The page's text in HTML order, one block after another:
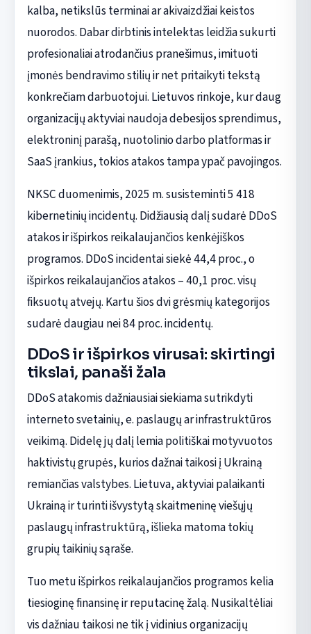
kalba, netikslūs terminai ar akivaizdžiai keistos
nuorodos. Dabar dirbtinis intelektas leidžia sukurti
profesionaliai atrodančius pranešimus, imituoti
įmonės bendravimo stilių ir net pritaikyti tekstą
konkrečiam darbuotojui. Lietuvos rinkoje, kur daug
organizacijų aktyviai naudoja debesijos sprendimus,
elektroninį parašą, nuotolinio darbo platformas ir
SaaS įrankius, tokios atakos tampa ypač pavojingos.
NKSC duomenimis, 2025 m. susisteminti 5 418
kibernetinių incidentų. Didžiausią dalį sudarė DDoS
atakos ir išpirkos reikalaujančios kenkėjiškos
programos. DDoS incidentai siekė 44,4 proc., o
išpirkos reikalaujančios atakos – 40,1 proc. visų
fiksuotų atvejų. Kartu šios dvi grėsmių kategorijos
sudarė daugiau nei 84 proc. incidentų.
DDoS ir išpirkos virusai: skirtingi
tikslai, panaši žala
DDoS atakomis dažniausiai siekiama sutrikdyti
interneto svetainių, e. paslaugų ar infrastruktūros
veikimą. Didelę jų dalį lemia politiškai motyvuotos
haktivistų grupės, kurios dažnai taikosi į Ukrainą
remiančias valstybes. Lietuva, aktyviai palaikanti
Ukrainą ir turinti išvystytą skaitmeninę viešųjų
paslaugų infrastruktūrą, išlieka matoma tokių
grupių taikinių sąraše.
Tuo metu išpirkos reikalaujančios programos kelia
tiesioginę finansinę ir reputacinę žalą. Nusikaltėliai
vis dažniau taikosi ne tik į vidinius organizacijų